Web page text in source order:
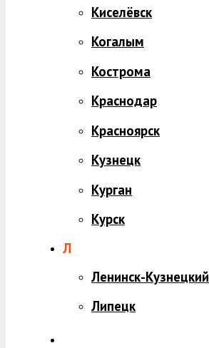
Киселёвск
Когалым
Кострома
Краснодар
Красноярск
Кузнецк
Курган
Курск
Л
Ленинск-Кузнецкий
Липецк